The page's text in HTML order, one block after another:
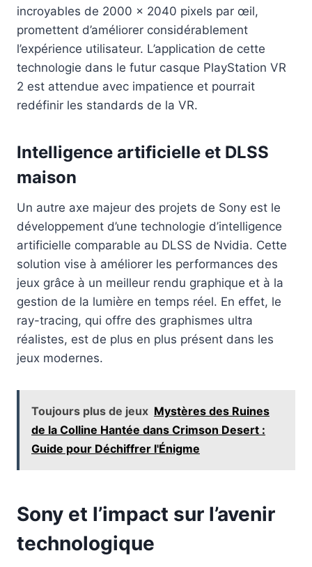
incroyables de 2000 x 2040 pixels par œil,
promettent d’améliorer considérablement
l’expérience utilisateur. L’application de cette
technologie dans le futur casque PlayStation VR
2 est attendue avec impatience et pourrait
redéfinir les standards de la VR.
Intelligence artificielle et DLSS
maison
Un autre axe majeur des projets de Sony est le
développement d’une technologie d’intelligence
artificielle comparable au DLSS de Nvidia. Cette
solution vise à améliorer les performances des
jeux grâce à un meilleur rendu graphique et à la
gestion de la lumière en temps réel. En effet, le
ray-tracing, qui offre des graphismes ultra
réalistes, est de plus en plus présent dans les
jeux modernes.
Toujours plus de jeux Mystères des Ruines
de la Colline Hantée dans Crimson Desert :
Guide pour Déchiffrer l'Énigme
Sony et l’impact sur l’avenir
technologique